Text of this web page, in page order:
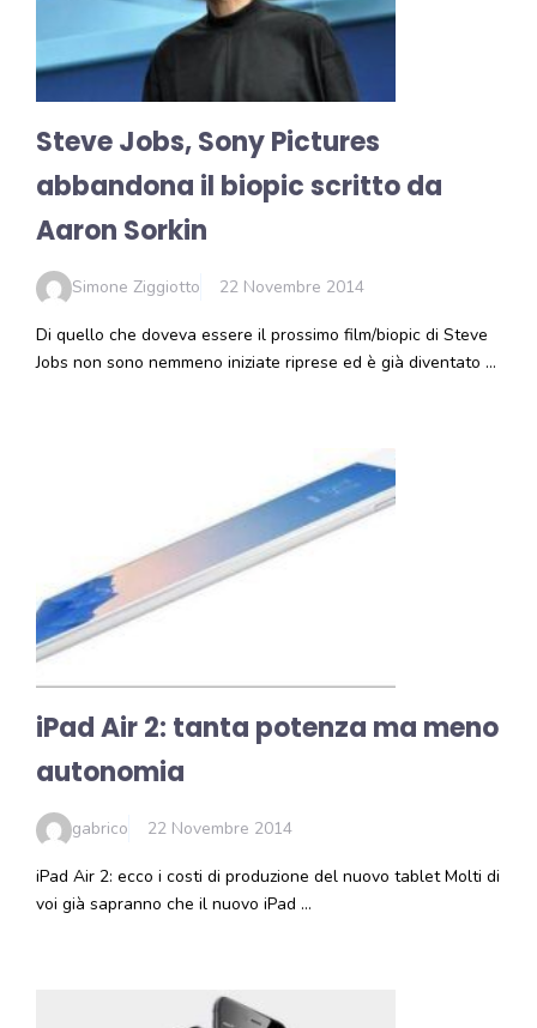
Steve Jobs, Sony Pictures
abbandona il biopic scritto da
Aaron Sorkin
Simone Ziggiotto 22 Novembre 2014
Di quello che doveva essere il prossimo film/biopic di Steve
Jobs non sono nemmeno iniziate riprese ed è già diventato …
iPad Air 2: tanta potenza ma meno
autonomia
gabrico 22 Novembre 2014
iPad Air 2: ecco i costi di produzione del nuovo tablet Molti di
voi già sapranno che il nuovo iPad …